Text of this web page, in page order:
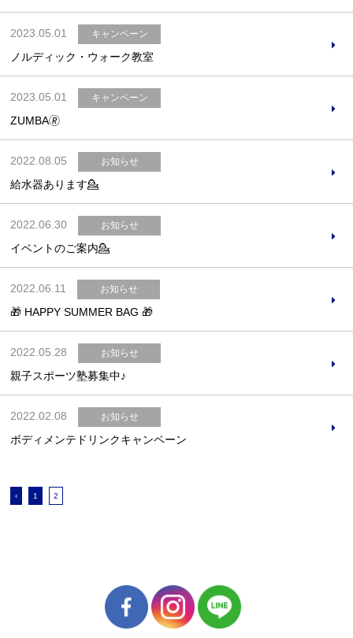
2023.05.01 キャンペーン
ノルディック・ウォーク教室
2023.05.01 キャンペーン
ZUMBA🄬
2022.08.05 お知らせ
給水器あります💁
2022.06.30 お知らせ
イベントのご案内💁
2022.06.11 お知らせ
🎁 HAPPY SUMMER BAG 🎁
2022.05.28 お知らせ
親子スポーツ塾募集中♪
2022.02.08 お知らせ
ボディメンテドリンクキャンペーン
‹ 1 2